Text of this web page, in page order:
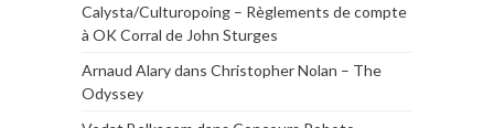
Calysta/Culturopoing – Règlements de compte
à OK Corral de John Sturges
Arnaud Alarydans Christopher Nolan – The
Odyssey